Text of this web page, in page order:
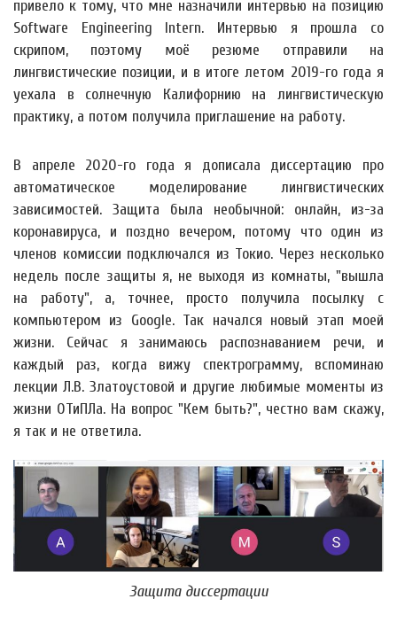
привело к тому, что мне назначили интервью на позицию
Software Engineering Intern. Интервью я прошла со
скрипом, поэтому моё резюме отправили на
лингвистические позиции, и в итоге летом 2019-го года я
уехала в солнечную Калифорнию на лингвистическую
практику, а потом получила приглашение на работу.
В апреле 2020-го года я дописала диссертацию про
автоматическое моделирование лингвистических
зависимостей. Защита была необычной: онлайн, из-за
коронавируса, и поздно вечером, потому что один из
членов комиссии подключался из Токио. Через несколько
недель после защиты я, не выходя из комнаты, "вышла
на работу", а, точнее, просто получила посылку с
компьютером из Google. Так начался новый этап моей
жизни. Сейчас я занимаюсь распознаванием речи, и
каждый раз, когда вижу спектрограмму, вспоминаю
лекции Л.В. Златоустовой и другие любимые моменты из
жизни ОТиПЛа. На вопрос "Кем быть?", честно вам скажу,
я так и не ответила.
Защита диссертации